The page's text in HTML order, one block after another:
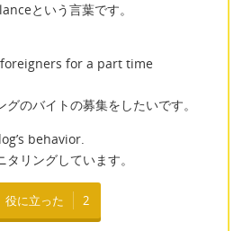
という言葉です。
for a part time
のバイトの募集をしたいです。
behavior.
リングしています。
役に立った 2